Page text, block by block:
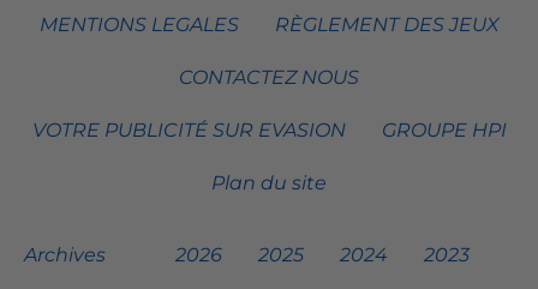
MENTIONS LEGALES RÈGLEMENT DES JEUX
CONTACTEZ NOUS
VOTRE PUBLICITÉ SUR EVASION GROUPE HPI
Plan du site
Archives 2026 2025 2024 2023